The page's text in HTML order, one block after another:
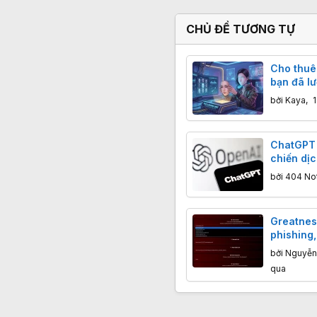
CHỦ ĐỀ TƯƠNG TỰ
Cho
bạn đã
quả?
bởi Kaya,
chiến
cảm và
bởi 404
Code để
bởi
qua